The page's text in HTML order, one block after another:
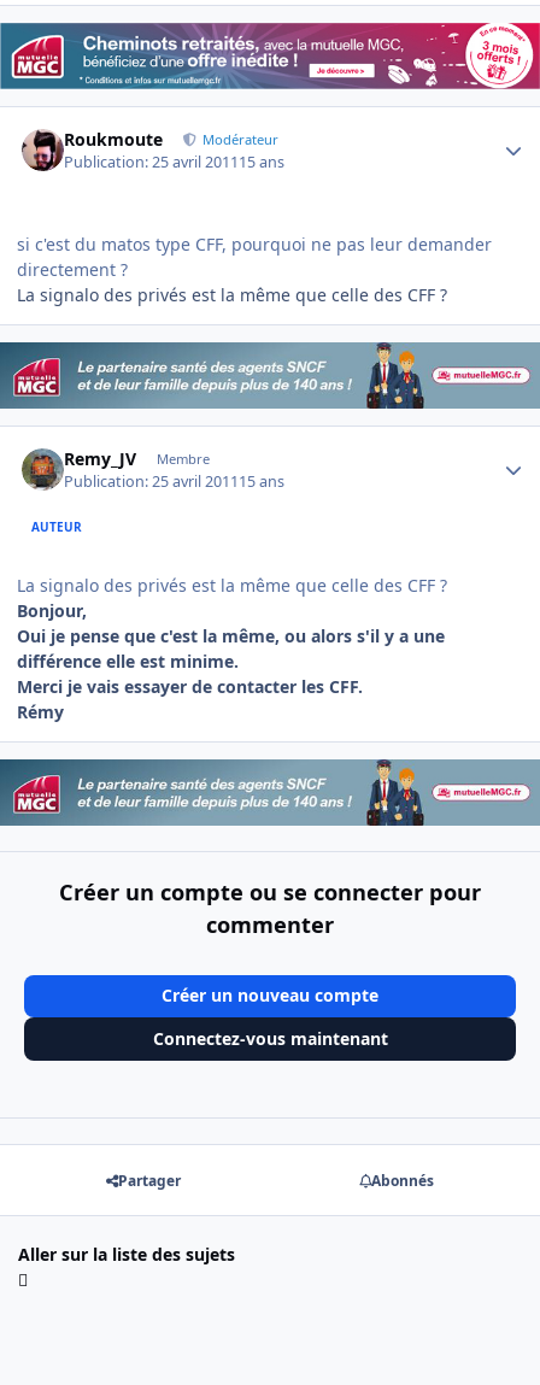
Roukmoute Modérateur
Publication:25 avril 201115 ans
si c'est du matos type CFF, pourquoi ne pas leur demander
directement ?
La signalo des privés est la même que celle des CFF ?
Remy_JV Membre
Publication:25 avril 201115 ans
AUTEUR
La signalo des privés est la même que celle des CFF ?
Bonjour,
Oui je pense que c'est la même, ou alors s'il y a une
différence elle est minime.
Merci je vais essayer de contacter les CFF.
Rémy
Créer un compte ou se connecter pour
commenter
Créer un nouveau compte
Connectez-vous maintenant
Partager Abonnés
Aller sur la liste des sujets